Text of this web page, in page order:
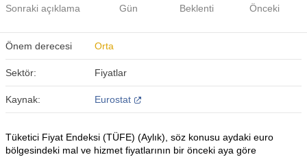
Sonraki açıklama
Gün Beklenti Önceki
Önem derecesi Orta
Sektör: Fiyatlar
Kaynak: Eurostat
Tüketici Fiyat Endeksi (TÜFE) (Aylık), söz konusu aydaki euro
bölgesindeki mal ve hizmet fiyatlarının bir önceki aya göre